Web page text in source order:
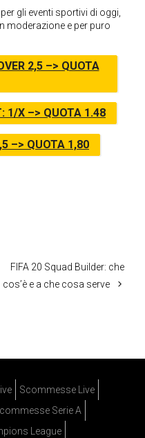
gli eventi sportivi di oggi,
moderazione e per puro
2,5 –> QUOTA
1/X –> QUOTA 1.48
–> QUOTA 1,80
FIFA 20 Squad Builder: che
cos’è e a che cosa serve
Scommesse Live
Serie A
League